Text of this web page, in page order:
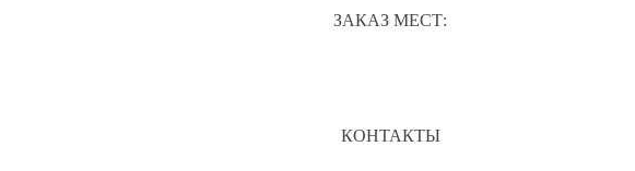
ЗАКАЗ МЕСТ:
КОНТАКТЫ